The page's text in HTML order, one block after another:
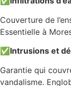
Couverture de
Essentielle à
✅ Intrusions et
Garantie qui
vandalisme.